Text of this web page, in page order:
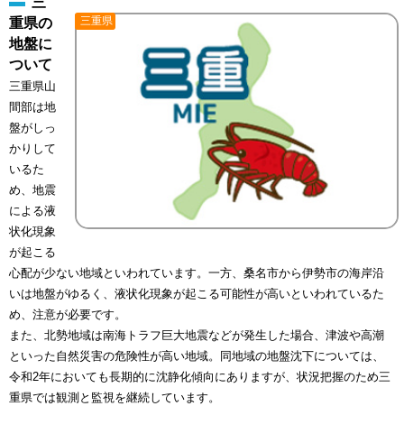
三重県
重県の
地盤に
ついて
三重県山
間部は地
盤がしっ
かりして
いるた
め、地震
による液
状化現象
が起こる
心配が少ない地域といわれています。一方、桑名市から伊勢市の海岸沿
いは地盤がゆるく、液状化現象が起こる可能性が高いといわれているた
め、注意が必要です。
また、北勢地域は南海トラフ巨大地震などが発生した場合、津波や高潮
といった自然災害の危険性が高い地域。同地域の地盤沈下については、
令和2年においても長期的に沈静化傾向にありますが、状況把握のため三
重県では観測と監視を継続しています。